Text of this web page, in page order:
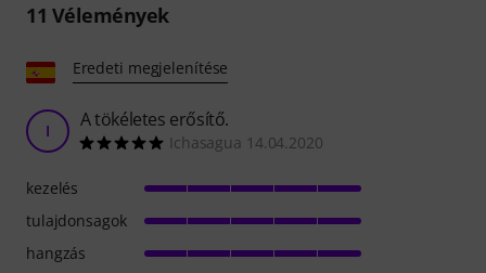
11 Vélemények
Eredeti megjelenítése
I A tökéletes erősítő.
Ichasagua 14.04.2020
kezelés
tulajdonsagok
hangzás